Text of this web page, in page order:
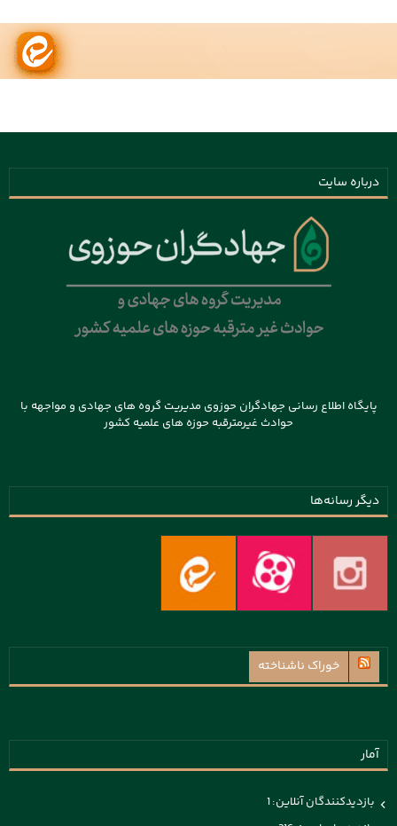
درباره سایت
پایگاه اطلاع رسانی جهادگران حوزوی مدیریت گروه های جهادی و مواجهه با
حوادث غیرمترقبه حوزه های علمیه کشور
دیگر رسانه‌ها
خوراک ناشناخته
آمار
بازدیدکنندگان آنلاین:1